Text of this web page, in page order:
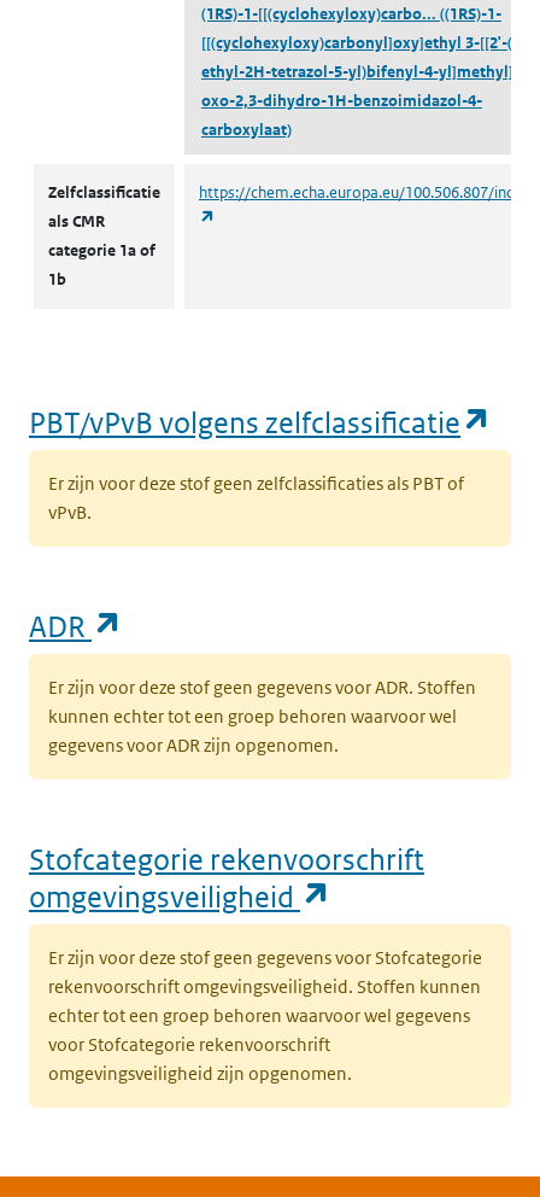
(1RS)-1-[[(cyclohexyloxy)carbo... ((1RS)-1-
[[(cyclohexyloxy)carbonyl]oxy]ethyl 3-[[2'-(2-
ethyl-2H-tetrazol-5-yl)bifenyl-4-yl]methyl]-2-
oxo-2,3-dihydro-1H-benzoimidazol-4-
carboxylaat)
Zelfclassificatie
als CMR
categorie 1a of
1b
https://chem.echa.europa.eu/100.506.807/
PBT/vPvB volgens zelfclassificatie
Er zijn voor deze stof geen zelfclassificaties als PBT of
vPvB.
ADR
Er zijn voor deze stof geen gegevens voor ADR. Stoffen
kunnen echter tot een groep behoren waarvoor wel
gegevens voor ADR zijn opgenomen.
Stofcategorie rekenvoorschrift
omgevingsveiligheid
Er zijn voor deze stof geen gegevens voor Stofcategorie
rekenvoorschrift omgevingsveiligheid. Stoffen kunnen
echter tot een groep behoren waarvoor wel gegevens
voor Stofcategorie rekenvoorschrift
omgevingsveiligheid zijn opgenomen.